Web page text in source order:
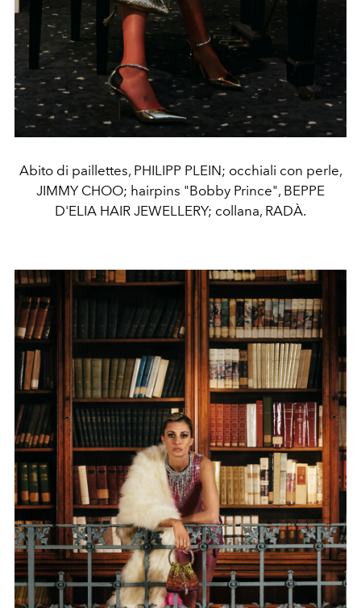
Abito di paillettes, PHILIPP PLEIN; occhiali con perle,
JIMMY CHOO; hairpins "Bobby Prince", BEPPE
D'ELIA HAIR JEWELLERY; collana, RADÀ.